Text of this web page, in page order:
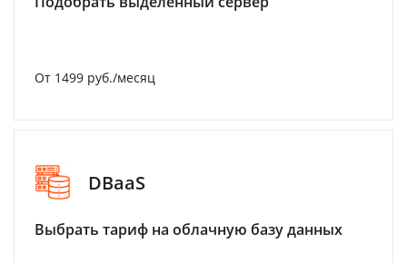
От 1499 руб./месяц
DBaaS
Выбрать тариф на облачную базу данных